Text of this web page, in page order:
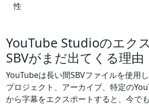
性
YouTube Studioのエク
SBVがまだ出てくる理由
YouTubeは長い間SBVファイルを使用
プロジェクト、アーカイブ、特定の
から字幕をエクスポートすると、今で